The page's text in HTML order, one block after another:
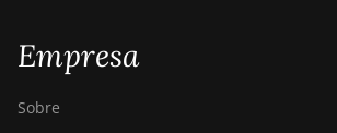
Empresa
Sobre